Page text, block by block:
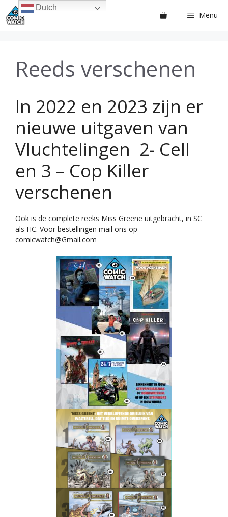
naar
de
Menu
Reeds verschenen
In 2022 en 2023 zijn er
nieuwe uitgaven van
Vluchtelingen 2- Cell
en 3 – Cop Killer
verschenen
Ook is de complete reeks Miss Greene uitgebracht, in SC
als HC. Voor bestellingen mail ons op
comicwatch@Gmail.com
Dutch